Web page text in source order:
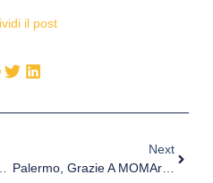
il post
Next
Palermo, Grazie A MOMAr Sicilia Fatto Il Punto Innovativo Su Artrite Reumatoide